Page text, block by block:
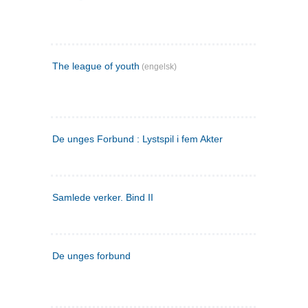
The league of youth (engelsk)
De unges Forbund : Lystspil i fem Akter
Samlede verker. Bind II
De unges forbund